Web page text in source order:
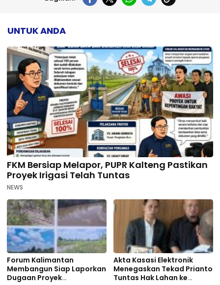
UNTUK ANDA
FKM Bersiap Melapor, PUPR Kalteng Pastikan
Proyek Irigasi Telah Tuntas
NEWS
Forum Kalimantan
Membangun Siap Laporkan
Dugaan Proyek
Akta Kasasi Elektronik
Menegaskan Tekad Prianto
Tuntas Hak Lahan ke